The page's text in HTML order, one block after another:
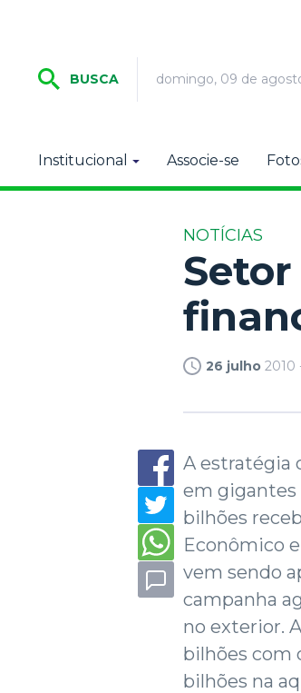
BUSCA domingo, 09 de
Institucional Associe-se
NOTÍCIAS
26 julho 2010
A estratégia
em gigantes
bilhões
Econômico
vem sendo
campanha
no exterior.
bilhões com
bilhões na